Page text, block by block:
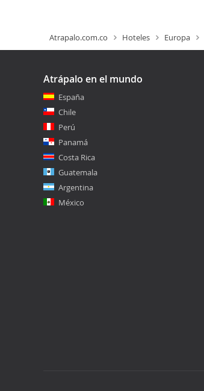
Atrapalo.com.co Hoteles Europa
Atrápalo en el mundo
España
Chile
Perú
Panamá
Costa Rica
Guatemala
Argentina
México